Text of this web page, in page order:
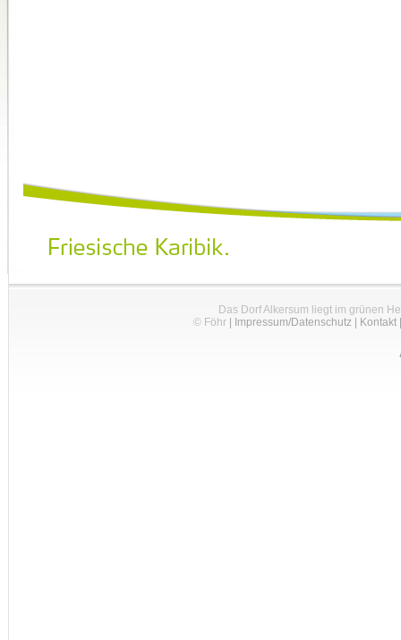
Das Dorf Alkersum liegt im grünen
© Föhr| Impressum/Datenschutz| Kontakt